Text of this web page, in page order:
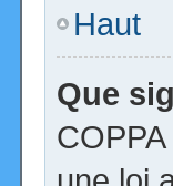
Haut
Que
COPPA